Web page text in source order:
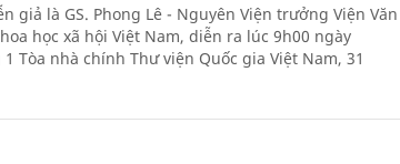
giả là GS. Phong Lê - Nguyên Viện trưởng Viện Văn
học xã hội Việt Nam, diễn ra lúc 9h00 ngày
Tòa nhà chính Thư viện Quốc gia Việt Nam, 31